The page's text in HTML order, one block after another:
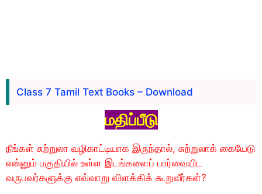
Class 7 Tamil Text Books – Download
மதிப்பீடு
நீங்கள் சுற்றுலா வழிகாட்டியாக இருந்தால், சுற்றுலாக் கையேடு
என்னும் பகுதியில் உள்ள இடங்களைப் பார்வையிட
வருபவர்களுக்கு எவ்வாறு விளக்கிக் கூறுவீர்கள்?